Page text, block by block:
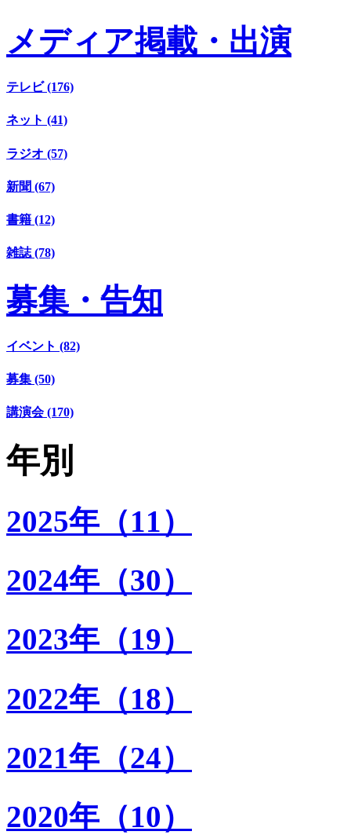
メディア掲載・出演
テレビ (176)
ネット (41)
ラジオ (57)
新聞 (67)
書籍 (12)
雑誌 (78)
募集・告知
イベント (82)
募集 (50)
講演会 (170)
年別
2025年（11）
2024年（30）
2023年（19）
2022年（18）
2021年（24）
2020年（10）